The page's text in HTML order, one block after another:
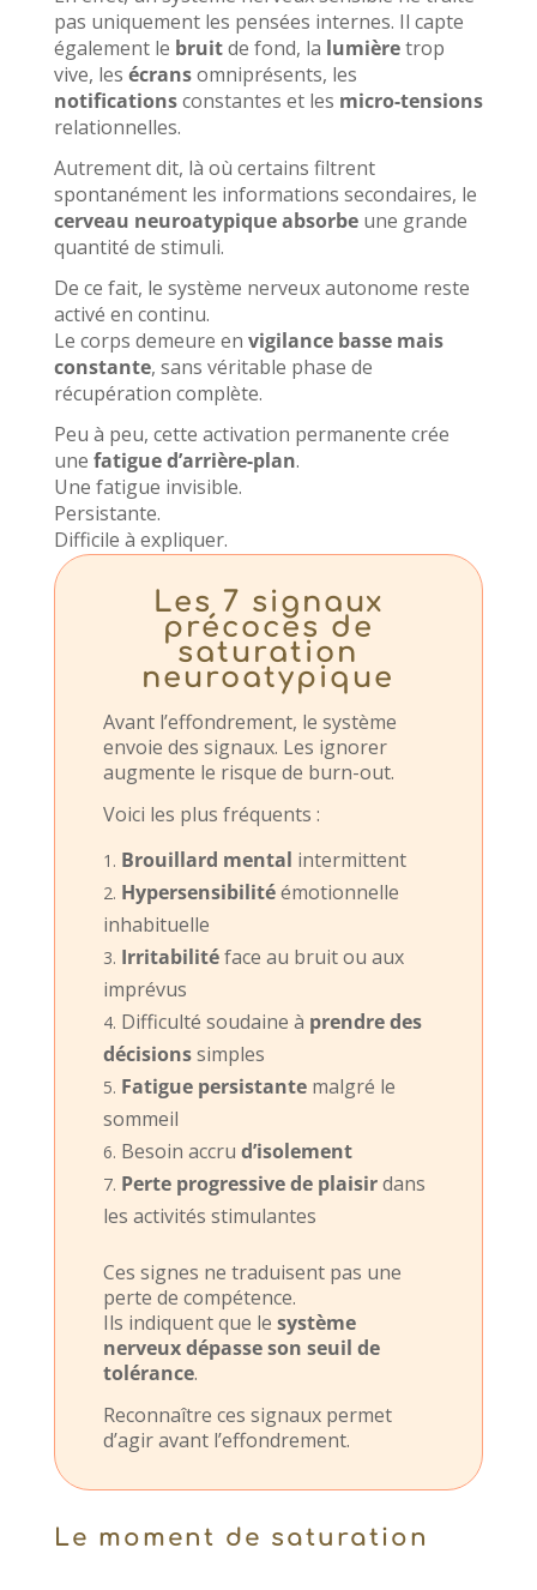
pas uniquement les pensées internes. Il capte
également le bruitde fond, la lumièretrop
vive, les écransomniprésents, les
notificationsconstantes et les micro-tensions
relationnelles.
Autrement dit, là où certains filtrent
spontanément les informations secondaires, le
cerveau neuroatypique absorbeune grande
quantité de stimuli.
De ce fait, le système nerveux autonome reste
activé en continu.
Le corps demeure en vigilance basse mais
constante, sans véritable phase de
récupération complète.
Peu à peu, cette activation permanente crée
une fatigue d’arrière-plan.
Une fatigue invisible.
Persistante.
Difficile à expliquer.
Les 7 signaux
précoces de
saturation
neuroatypique
Avant l’effondrement, le système
envoie des signaux. Les ignorer
augmente le risque de burn-out.
Voici les plus fréquents :
Brouillard mental intermittent
Hypersensibilitéémotionnelle
inhabituelle
Irritabilitéface au bruit ou aux
imprévus
Difficulté soudaine à prendre des
décisionssimples
Fatigue persistantemalgré le
sommeil
Besoin accru d’isolement
Perte progressive de plaisirdans
les activités stimulantes
Ces signes ne traduisent pas une
perte de compétence.
Ils indiquent que le système
nerveux dépasse son seuil de
tolérance.
Reconnaître ces signaux permet
d’agir avant l’effondrement.
Le moment de saturation